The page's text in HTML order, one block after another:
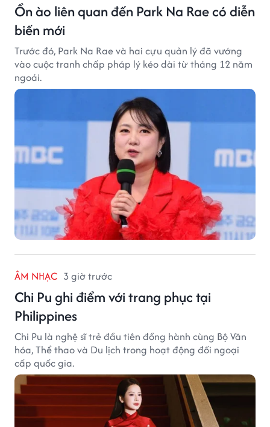
Ồn ào liên quan đến Park Na Rae có diễn
biến mới
Trước đó, Park Na Rae và hai cựu quản lý đã vướng
vào cuộc tranh chấp pháp lý kéo dài từ tháng 12 năm
ngoái.
ÂM NHẠC 3 giờ trước
Chi Pu ghi điểm với trang phục tại
Philippines
Chi Pu là nghệ sĩ trẻ đầu tiên đồng hành cùng Bộ Văn
hóa, Thể thao và Du lịch trong hoạt động đối ngoại
cấp quốc gia.